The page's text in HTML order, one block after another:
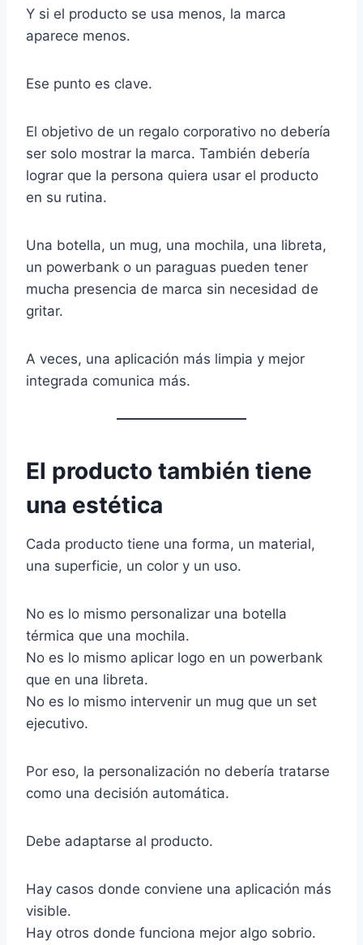
Y si el producto se usa menos, la marca
aparece menos.
Ese punto es clave.
El objetivo de un regalo corporativo no debería
ser solo mostrar la marca. También debería
lograr que la persona quiera usar el producto
en su rutina.
Una botella, un mug, una mochila, una libreta,
un powerbank o un paraguas pueden tener
mucha presencia de marca sin necesidad de
gritar.
A veces, una aplicación más limpia y mejor
integrada comunica más.
El producto también tiene
una estética
Cada producto tiene una forma, un material,
una superficie, un color y un uso.
No es lo mismo personalizar una botella
térmica que una mochila.
No es lo mismo aplicar logo en un powerbank
que en una libreta.
No es lo mismo intervenir un mug que un set
ejecutivo.
Por eso, la personalización no debería tratarse
como una decisión automática.
Debe adaptarse al producto.
Hay casos donde conviene una aplicación más
visible.
Hay otros donde funciona mejor algo sobrio.